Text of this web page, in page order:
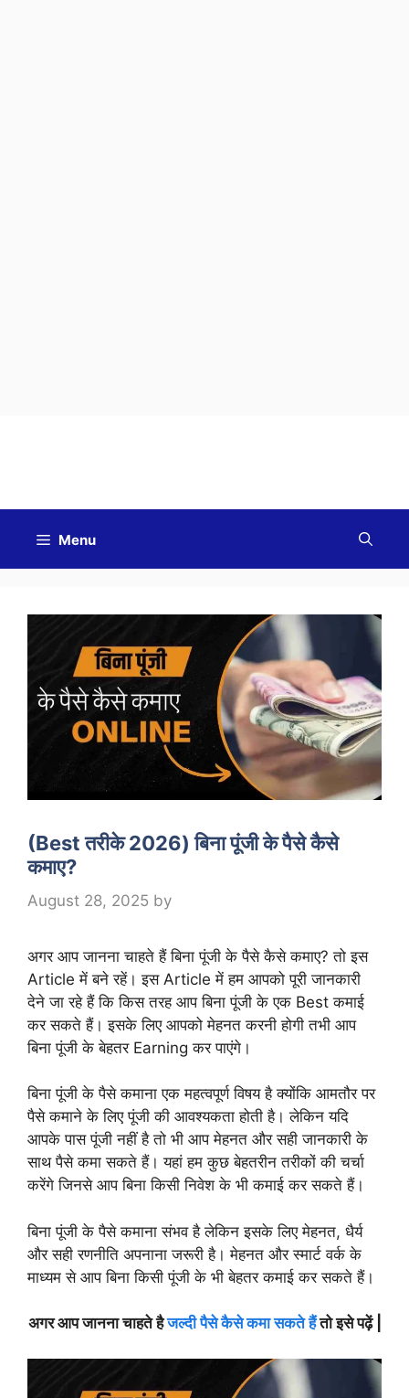
Menu
(Best तरीके 2026) बिना पूंजी के पैसे कैसे
कमाए?
August 28, 2025 by
अगर आप जानना चाहते हैं बिना पूंजी के पैसे कैसे कमाए? तो इस
Article में बने रहें। इस Article में हम आपको पूरी जानकारी
देने जा रहे हैं कि किस तरह आप बिना पूंजी के एक Best कमाई
कर सकते हैं। इसके लिए आपको मेहनत करनी होगी तभी आप
बिना पूंजी के बेहतर Earning कर पाएंगे।
बिना पूंजी के पैसे कमाना एक महत्वपूर्ण विषय है क्योंकि आमतौर पर
पैसे कमाने के लिए पूंजी की आवश्यकता होती है। लेकिन यदि
आपके पास पूंजी नहीं है तो भी आप मेहनत और सही जानकारी के
साथ पैसे कमा सकते हैं। यहां हम कुछ बेहतरीन तरीकों की चर्चा
करेंगे जिनसे आप बिना किसी निवेश के भी कमाई कर सकते हैं।
बिना पूंजी के पैसे कमाना संभव है लेकिन इसके लिए मेहनत, धैर्य
और सही रणनीति अपनाना जरूरी है। मेहनत और स्मार्ट वर्क के
माध्यम से आप बिना किसी पूंजी के भी बेहतर कमाई कर सकते हैं।
अगर आप जानना चाहते हैजल्दी पैसे कैसे कमा सकते हैंतो इसे पढ़ें |